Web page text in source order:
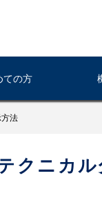
ての方
法
クニカ